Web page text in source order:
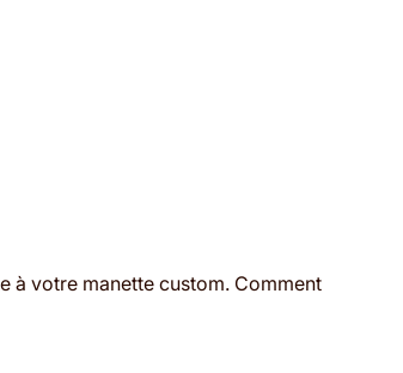
à votre manette custom. Comment